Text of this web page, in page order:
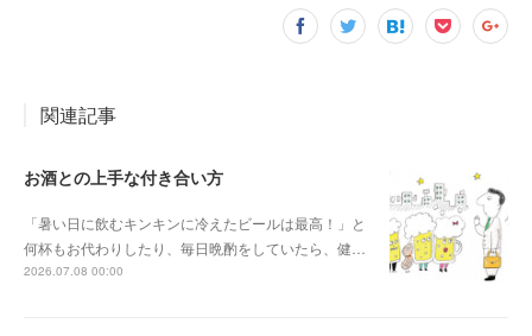
関連記事
お酒との上手な付き合い方
「暑い日に飲むキンキンに冷えたビールは最高！」と
何杯もお代わりしたり、毎日晩酌をしていたら、健…
2026.07.08 00:00